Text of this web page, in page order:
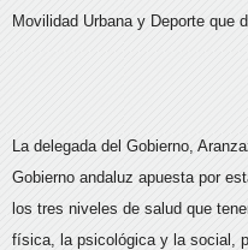
Movilidad Urbana y Deporte que
La delegada del Gobierno,
Gobierno andaluz apuesta por
los tres niveles de salud que
física, la psicológica y la social,